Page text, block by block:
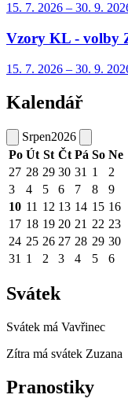
15. 7. 2026 – 30. 9.
Vzory KL - volby
15. 7. 2026 – 30. 9.
Kalendář
Srpen2026
Po Út St Čt Pá So Ne
27 28 29 30 31 1
2
3
4 5 6 7 8
9
10 11 12 13 14 15 16
17 18 19 20 21 22 23
24 25 26 27 28 29 30
31 1 2 3 4 5 6
Svátek
Svátek má Vavřinec
Zítra má svátek Zuzana
Pranostiky